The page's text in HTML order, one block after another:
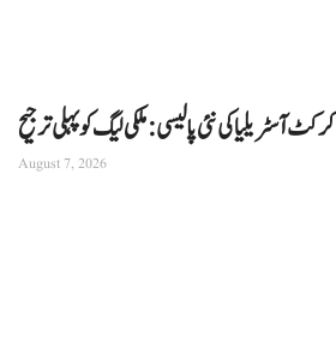
کرکٹ آسٹریلیا کی نئی پالیسی: ملکی لیگ کو پہلی ترجیح
August 7, 2026